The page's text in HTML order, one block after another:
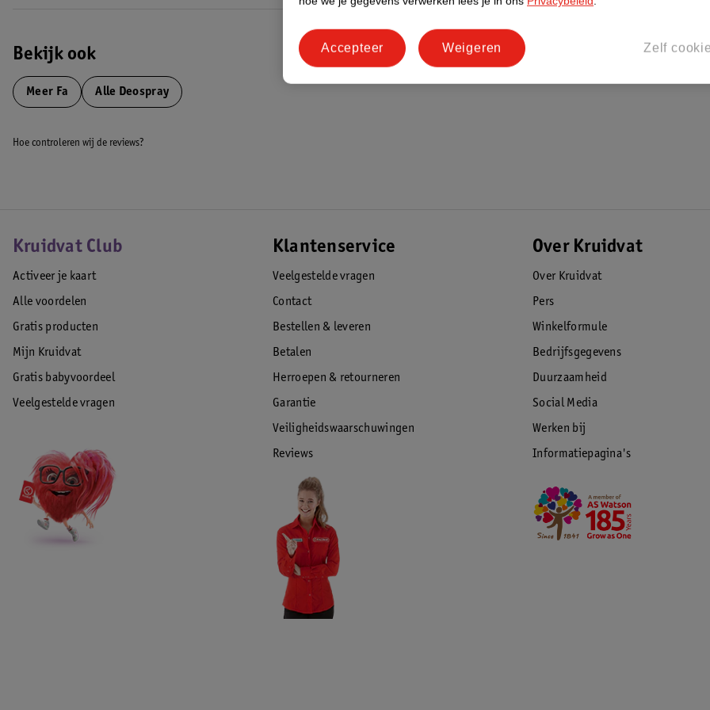
*Vrij van dierlijke ingrediënten.
***Exclusief spraykop; recyclebaarheid afhankelijk van de lokale infrastructuur.
EAN code:5410091729974,5410091640613
Bekijk ook
Meer Fa Alle Deospray
Hoe controleren wij de reviews?
Kruidvat Club
Activeer je kaart
Alle voordelen
Gratis producten
Mijn Kruidvat
Gratis babyvoordeel
Veelgestelde vragen
Klantenservice
Veelgestelde vragen
Contact
Bestellen & leveren
Betalen
Herroepen & retourneren
Garantie
Veiligheidswaarschuwingen
Reviews
Over Kruidvat
Over Kruidvat
Pers
Winkelformule
Bedrijfsgegevens
Duurzaamheid
Social Media
Werken bij
Informatiepagina's
Zelf
Weigeren
Accepteer